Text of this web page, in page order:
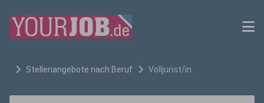
Stellenangebote nach Beruf Volljurist/in